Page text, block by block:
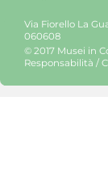
Via Fiorello La
060608
© 2017 Musei in
Responsabilità /